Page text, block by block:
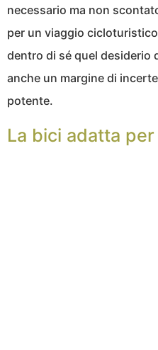
necessario ma non
per un viaggio
dentro di sé quel desiderio
anche un margine di
potente.
La bici adatta